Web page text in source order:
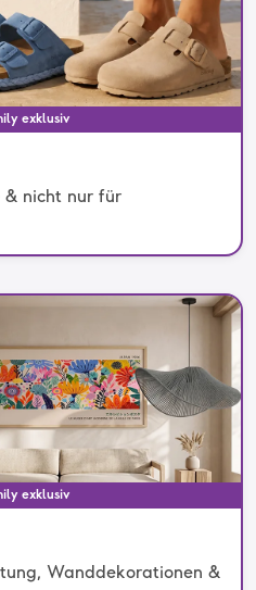
exklusiv
& nicht nur für
exklusiv
Wanddekorationen &